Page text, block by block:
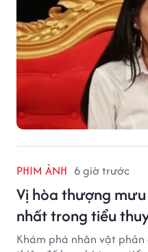
PHIM ẢNH 6 giờ trước
Vị hòa thượng
nhất trong tiểu
Khám phá nhân vật